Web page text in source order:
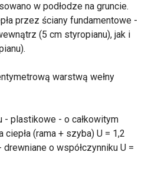
w podłodze na gruncie.
przez ściany fundamentowe -
(5 cm styropianu), jak i
warstwą wełny
- plastikowe - o całkowitym
(rama + szyba) U = 1,2
o współczynniku U =